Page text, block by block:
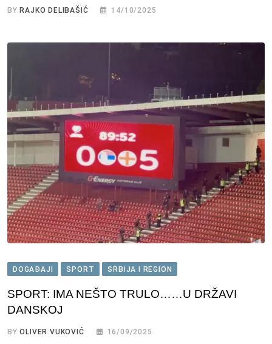
BYRAJKO DELIBAŠIĆ 14/10/2025
DOGAĐAJI SPORT SRBIJA I REGION
SPORT: IMA NEŠTO TRULO……U DRŽAVI
DANSKOJ
BYOLIVER VUKOVIĆ 16/09/2025